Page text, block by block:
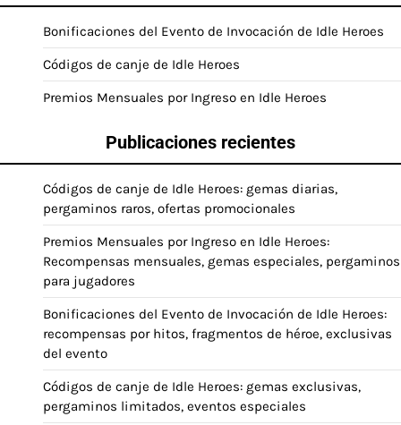
Bonificaciones del Evento de Invocación de Idle Heroes
Códigos de canje de Idle Heroes
Premios Mensuales por Ingreso en Idle Heroes
Publicaciones recientes
Códigos de canje de Idle Heroes: gemas diarias,
pergaminos raros, ofertas promocionales
Premios Mensuales por Ingreso en Idle Heroes:
Recompensas mensuales, gemas especiales, pergaminos
para jugadores
Bonificaciones del Evento de Invocación de Idle Heroes:
recompensas por hitos, fragmentos de héroe, exclusivas
del evento
Códigos de canje de Idle Heroes: gemas exclusivas,
pergaminos limitados, eventos especiales